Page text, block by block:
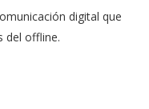
digital que
del offline.